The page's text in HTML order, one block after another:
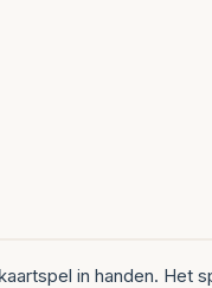
in handen.